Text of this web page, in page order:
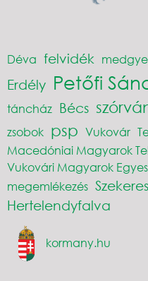
Déva felvidék
Erdély Petőfi
táncház Bécs
zsobok psp Vukovár
Macedóniai Magyarok
Vukovári Magyarok
megemlékezés
Hertelendyfalva
kormany.hu